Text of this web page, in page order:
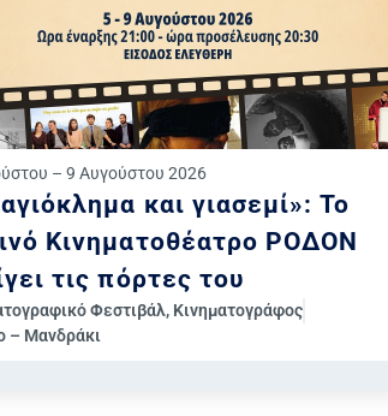
– 9 Αυγούστου 2026
και γιασεμί»: Το
Κινηματοθέατρο ΡΟΔΟΝ
τις πόρτες του
Φεστιβάλ, Κινηματογράφος
– Μανδράκι